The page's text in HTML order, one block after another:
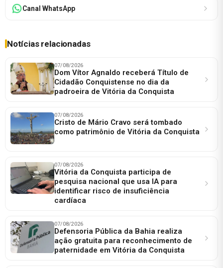
Canal WhatsApp
Notícias relacionadas
07/08/2026
Dom Vítor Agnaldo receberá Título de
Cidadão Conquistense no dia da
padroeira de Vitória da Conquista
07/08/2026
Cristo de Mário Cravo será tombado
como patrimônio de Vitória da Conquista
07/08/2026
Vitória da Conquista participa de
pesquisa nacional que usa IA para
identificar risco de insuficiência
cardíaca
07/08/2026
Defensoria Pública da Bahia realiza
ação gratuita para reconhecimento de
paternidade em Vitória da Conquista